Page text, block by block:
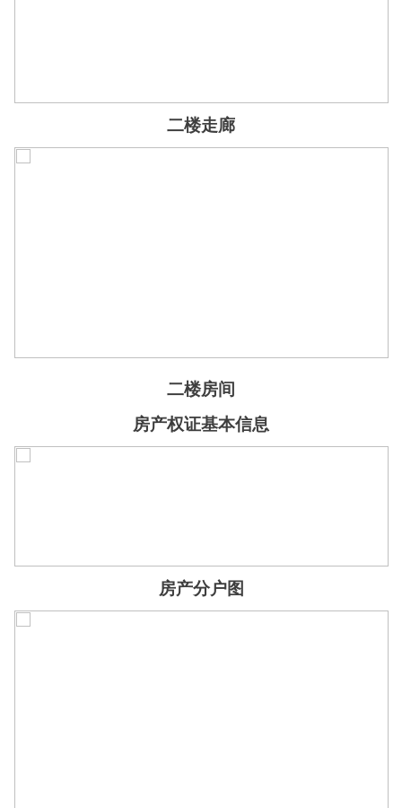
二楼走廊
二楼房间
房产权证基本信息
房产分户图